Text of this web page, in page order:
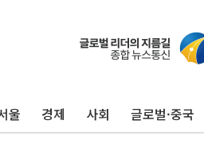
울 경제 사회 글로벌·중국